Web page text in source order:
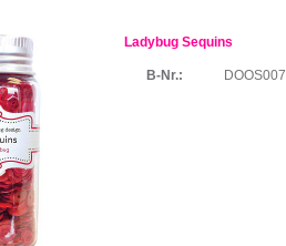
Ladybug Sequins
B-Nr.: DOOS007